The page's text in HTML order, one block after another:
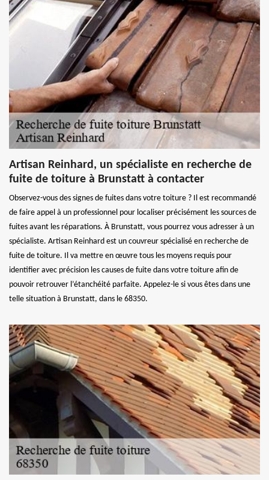
Artisan Reinhard, un spécialiste en recherche de
fuite de toiture à Brunstatt à contacter
Observez-vous des signes de fuites dans votre toiture ? Il est recommandé
de faire appel à un professionnel pour localiser précisément les sources de
fuites avant les réparations. À Brunstatt, vous pourrez vous adresser à un
spécialiste. Artisan Reinhard est un couvreur spécialisé en recherche de
fuite de toiture. Il va mettre en œuvre tous les moyens requis pour
identifier avec précision les causes de fuite dans votre toiture afin de
pouvoir retrouver l’étanchéité parfaite. Appelez-le si vous êtes dans une
telle situation à Brunstatt, dans le 68350.